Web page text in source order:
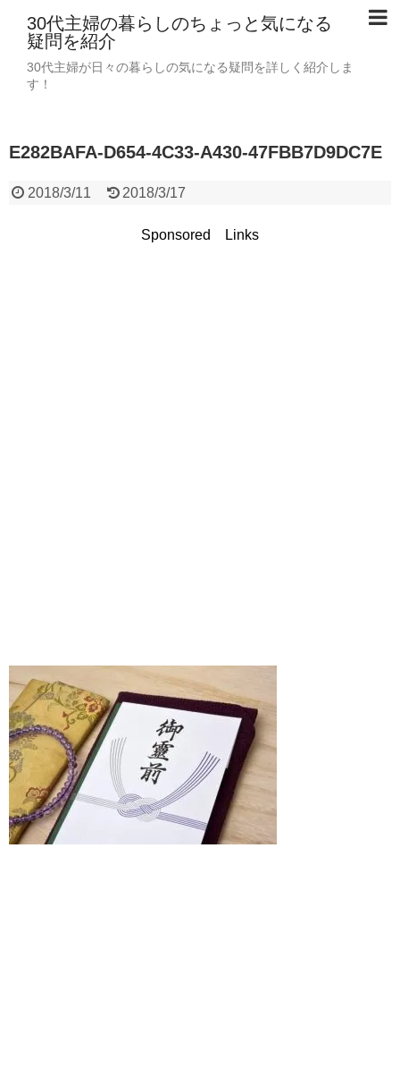
30代主婦の暮らしのちょっと気になる
疑問を紹介
30代主婦が日々の暮らしの気になる疑問を詳しく紹介しま
す！
E282BAFA-D654-4C33-A430-47FBB7D9DC7E
2018/3/11 2018/3/17
Sponsored Links